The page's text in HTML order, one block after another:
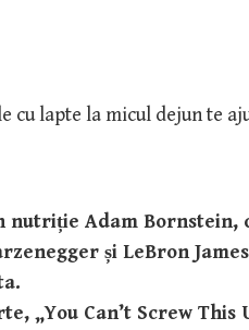
nutriție Adam Bornstein,
și LeBron
„You Can’t Screw